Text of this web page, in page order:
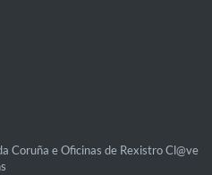
Coruña e Oficinas de Rexistro Cl@ve